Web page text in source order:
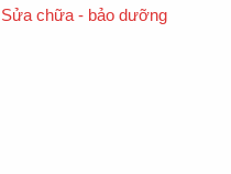
Sửa chữa - bảo dưỡng